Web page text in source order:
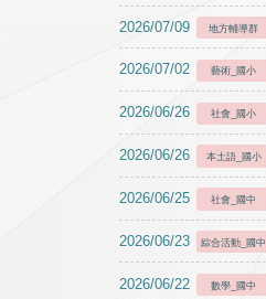
2026/07/09 地方輔導群
2026/07/02 藝術_國小
2026/06/26 社會_國小
2026/06/26 本土語_國小
2026/06/25 社會_國中
2026/06/23 綜合活動_國中
2026/06/22 數學_國中